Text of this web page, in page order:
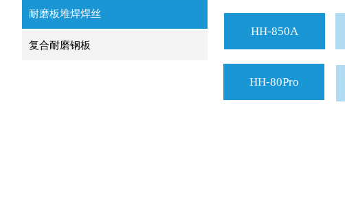
HH-850A
HH-80Pro
耐磨板堆焊焊丝
复合耐磨钢板